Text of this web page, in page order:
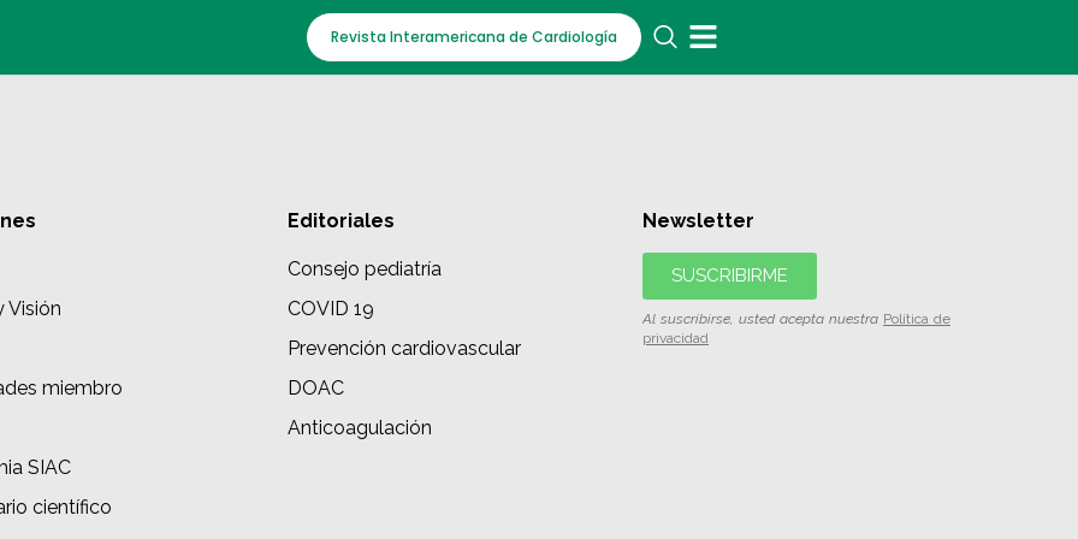
Revista Interamericana de Cardiología
Visión
miembro
SIAC
científico
Editoriales
Consejo pediatría
COVID 19
Prevención cardiovascular
DOAC
Anticoagulación
Newsletter
SUSCRIBIRME
Al suscribirse, usted acepta nuestra Política de
privacidad